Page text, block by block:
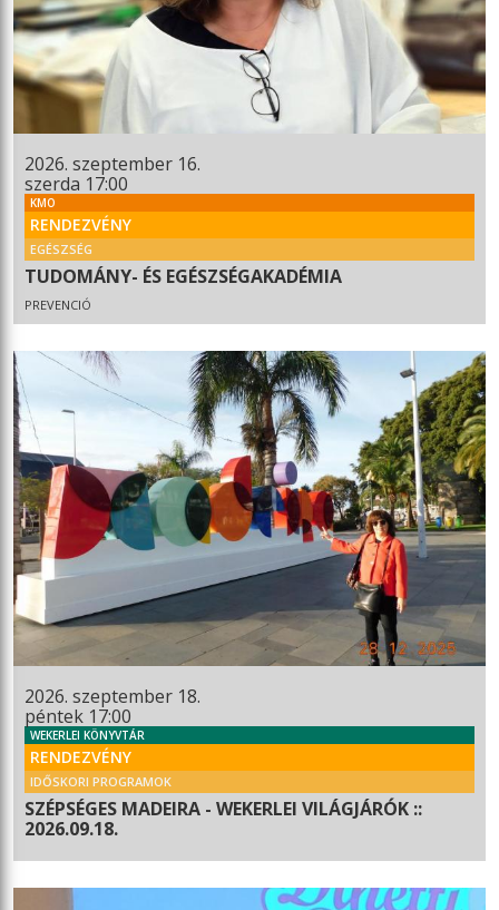
2026. szeptember 16.
szerda 17:00
KMO
RENDEZVÉNY
EGÉSZSÉG
TUDOMÁNY- ÉS EGÉSZSÉGAKADÉMIA
PREVENCIÓ
2026. szeptember 18.
péntek 17:00
WEKERLEI KÖNYVTÁR
RENDEZVÉNY
IDŐSKORI PROGRAMOK
SZÉPSÉGES MADEIRA - WEKERLEI VILÁGJÁRÓK ::
2026.09.18.